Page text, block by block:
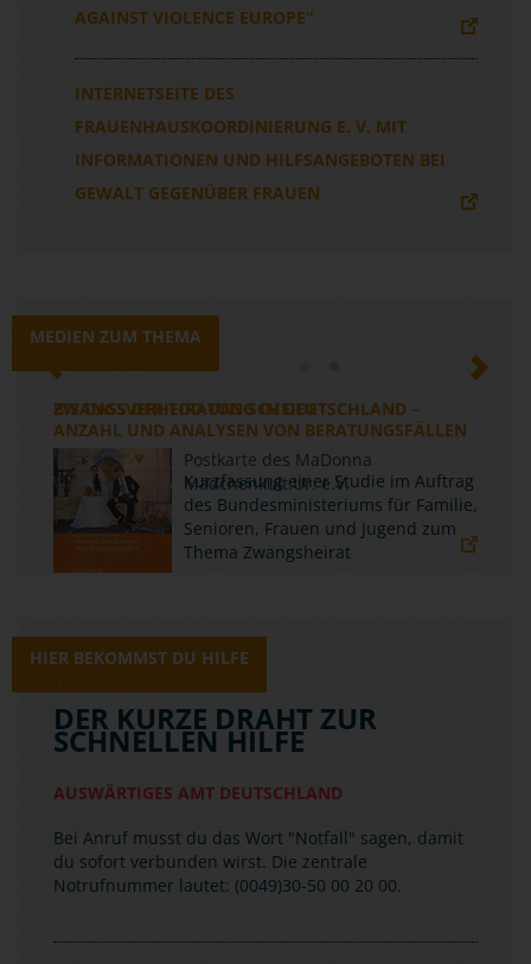
AGAINST VIOLENCE EUROPE“
INTERNETSEITE DES
FRAUENHAUSKOORDINIERUNG E. V. MIT
INFORMATIONEN UND HILFSANGEBOTEN BEI
GEWALT GEGENÜBER FRAUEN
MEDIEN ZUM THEMA
ZWANGSVERHEIRATUNG IN DEUTSCHLAND –
ANZAHL UND ANALYSEN VON BERATUNGSFÄLLEN
Kurzfassung einer Studie im Auftrag
des Bundesministeriums für Familie,
Senioren, Frauen und Jugend zum
Thema Zwangsheirat
Previous Next
HIER BEKOMMST DU HILFE
SCHNELLEN HILFE
AUSWÄRTIGES AMT DEUTSCHLAND
Bei Anruf musst du das Wort "Notfall" sagen, damit